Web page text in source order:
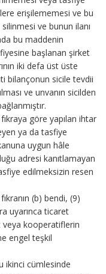
erişilememesi ve bu
ve bunun ilanı
bu maddenin
başlanan şirket
iki defa üst üste
bilançonun sicile tevdii
ve unvanın sicilden
göre yapılan ihtar
ya da tasfiye
uygun hâle
adresi kanıtlamayan
edilmeksizin resen
(b) bendi, (9)
uyarınca ticaret
veya kooperatiflerin
engel teşkil
ikinci cümlesinde